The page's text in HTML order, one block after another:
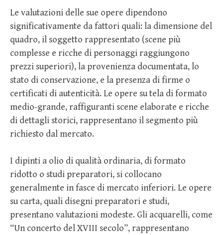
Le valutazioni delle sue opere dipendono
significativamente da fattori quali: la dimensione del
quadro, il soggetto rappresentato (scene più
complesse e ricche di personaggi raggiungono
prezzi superiori), la provenienza documentata, lo
stato di conservazione, e la presenza di firme o
certificati di autenticità. Le opere su tela di formato
medio-grande, raffiguranti scene elaborate e ricche
di dettagli storici, rappresentano il segmento più
richiesto dal mercato.
I dipinti a olio di qualità ordinaria, di formato
ridotto o studi preparatori, si collocano
generalmente in fasce di mercato inferiori. Le opere
su carta, quali disegni preparatori e studi,
presentano valutazioni modeste. Gli acquarelli, come
“Un concerto del XVIII secolo”, rappresentano